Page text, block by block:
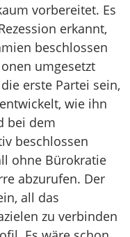
vorbereitet. Es
erkannt,
beschlossen
umgesetzt
erste Partei sein,
wie ihn
bei dem
beschlossen
ohne Bürokratie
abzurufen. Der
all das
zu verbinden